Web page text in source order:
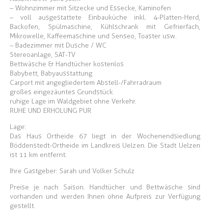
– Wohnzimmer mit Sitzecke und Essecke, Kaminofen
– voll ausgestattete Einbauküche inkl. 4-Platten-Herd,
Backofen, Spülmaschine, Kühlschrank mit Gefrierfach,
Mikrowelle, Kaffeemaschine und Senseo, Toaster usw.
– Badezimmer mit Dusche / WC
Stereoanlage, SAT-TV
Bettwäsche & Handtücher kostenlos
Babybett, Babyausstattung
Carport mit angegliedertem Abstell-/Fahrradraum
großes eingezäuntes Grundstück
ruhige Lage im Waldgebiet ohne Verkehr.
RUHE UND ERHOLUNG PUR
Lage:
Das Haus Ortheide 67 liegt in der Wochenendsiedlung
Böddenstedt-Ortheide im Landkreis Uelzen. Die Stadt Uelzen
ist 11 km entfernt.
Ihre Gastgeber: Sarah und Volker Schulz
Preise je nach Saison. Handtücher und Bettwäsche sind
vorhanden und werden Ihnen ohne Aufpreis zur Verfügung
gestellt.